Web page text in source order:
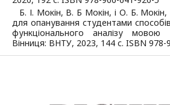
Б. І. Мокін, В. Б Мокін, і О. Б.
для опанування студентами
функціонального аналізу
Вінниця: ВНТУ, 2023, 144 с. ISBN 978-